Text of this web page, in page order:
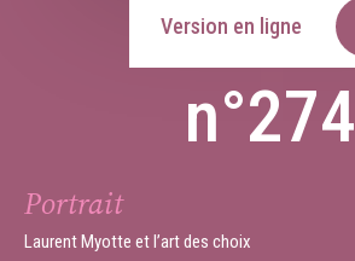
Version en ligne
n°274
Portrait
Laurent Myotte et l’art des choix